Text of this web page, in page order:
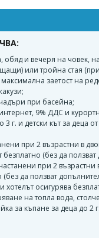
обяд и вечеря на човек,
или тройна стая
заетост на
при басейна;
9% ДДС и
3 г. и детски кът за деца
при 2 възрастни в
безплатно (без да
при 2 възрастни
(без да ползват
хотелът осигурява
на топла вода,
за къпане за деца до 2